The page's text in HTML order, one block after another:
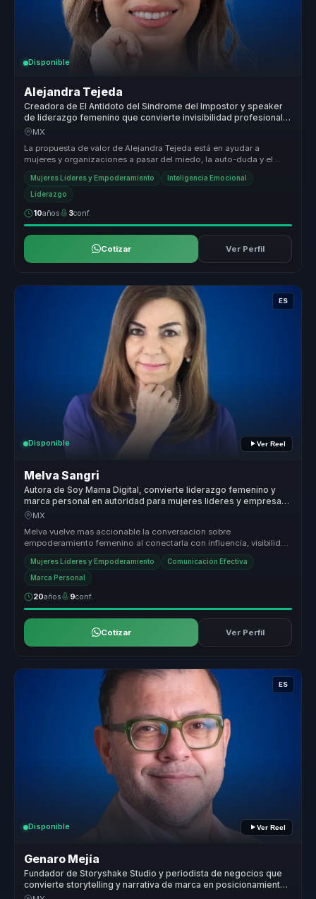
Disponible
Alejandra Tejeda
Creadora de El Antidoto del Sindrome del Impostor y speaker
de liderazgo femenino que convierte invisibilidad profesional
en autoridad para mujeres lideres.
MX
La propuesta de valor de Alejandra Tejeda está en ayudar a
mujeres y organizaciones a pasar del miedo, la auto-duda y el
auto sabotaje a ...
Mujeres Líderes y Empoderamiento Inteligencia Emocional
Liderazgo
10años 3conf.
Cotizar Ver Perfil
ES
Disponible Ver Reel
Melva Sangri
Autora de Soy Mama Digital, convierte liderazgo femenino y
marca personal en autoridad para mujeres lideres y empresas
globales.
MX
Melva vuelve mas accionable la conversacion sobre
empoderamiento femenino al conectarla con influencia, visibilidad
y capacidad real de d...
Mujeres Líderes y Empoderamiento Comunicación Efectiva
Marca Personal
20años 9conf.
Cotizar Ver Perfil
ES
Disponible Ver Reel
Genaro Mejía
Fundador de Storyshake Studio y periodista de negocios que
convierte storytelling y narrativa de marca en posicionamiento
para empresas y lideres.